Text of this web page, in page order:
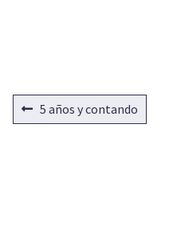
NAVEGACIÓN
Anterior:
5 años y contando